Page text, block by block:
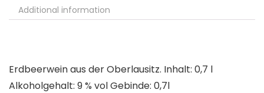
Additional information
Erdbeerwein aus der Oberlausitz. Inhalt: 0,7 l
Alkoholgehalt: 9 % vol Gebinde: 0,7l